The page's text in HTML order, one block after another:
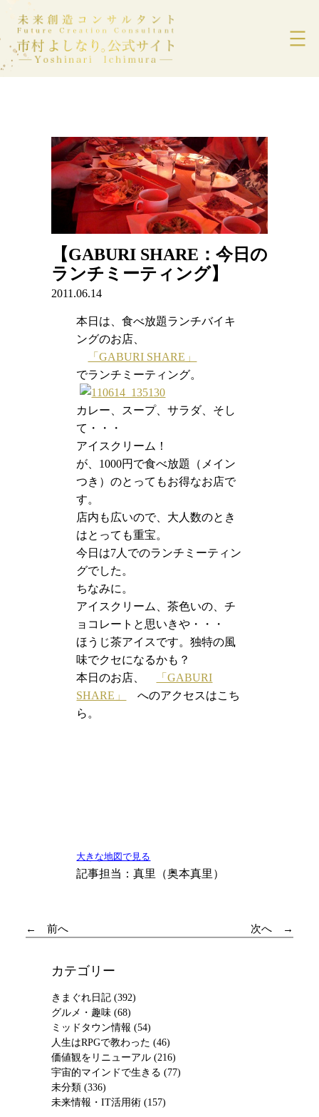
を
キ
【GABURI SHARE：今日の
ランチミーティング】
2011.06.14
本日は、食べ放題ランチバイキ
ングのお店、
「GABURI SHARE」
でランチミーティング。
カレー、スープ、サラダ、そし
て・・・
アイスクリーム！
が、1000円で食べ放題（メイン
つき）のとってもお得なお店で
す。
店内も広いので、大人数のとき
はとっても重宝。
今日は7人でのランチミーティン
グでした。
ちなみに。
アイスクリーム、茶色いの、チ
ョコレートと思いきや・・・
ほうじ茶アイスです。独特の風
味でクセになるかも？
本日のお店、
「GABURI
SHARE」
へのアクセスはこち
ら。
大きな地図で見る
記事担当：真里（奥本真里）
前へ 次へ
カテゴリー
きまぐれ日記(392)
グルメ・趣味(68)
ミッドタウン情報 (54)
人生はRPGで教わった (46)
価値観をリニューアル(216)
宇宙的マインドで生きる (77)
未分類(336)
未来情報・IT活用術(157)